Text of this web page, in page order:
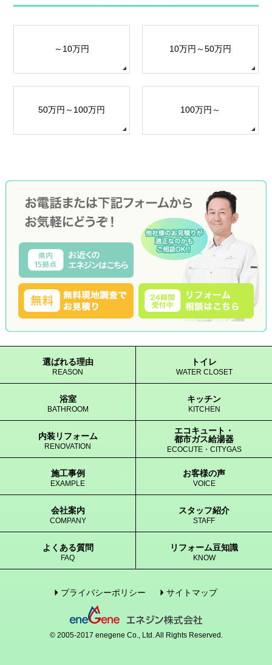
～10万円 10万円～50万円
50万円～100万円 100万円～
選ばれる理由
REASON
トイレ
WATER CLOSET
浴室
BATHROOM
キッチン
KITCHEN
内装リフォーム
RENOVATION
エコキュート・
都市ガス給湯器
ECOCUTE・CITYGAS
施工事例
EXAMPLE
お客様の声
VOICE
会社案内
COMPANY
スタッフ紹介
STAFF
よくある質問
FAQ
リフォーム豆知識
KNOW
プライバシーポリシー サイトマップ
© 2005-2017 enegene Co., Ltd. All Rights Reserved.